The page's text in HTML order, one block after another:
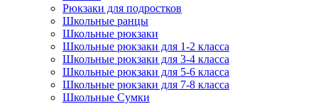
Рюкзаки для подростков
Школьные ранцы
Школьные рюкзаки
Школьные рюкзаки для 1-2 класса
Школьные рюкзаки для 3-4 класса
Школьные рюкзаки для 5-6 класса
Школьные рюкзаки для 7-8 класса
Школьные Сумки